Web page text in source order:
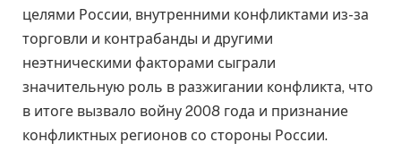
целями России, внутренними конфликтами из-за
торговли и контрабанды и другими
неэтническими факторами сыграли
значительную роль в разжигании конфликта, что
в итоге вызвало войну 2008 года и признание
конфликтных регионов со стороны России.